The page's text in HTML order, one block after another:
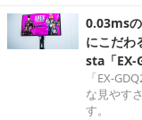
0.03ms
にこだわ
sta「EX-
「EX-
な見やす
す。